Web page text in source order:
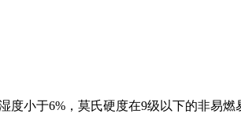
小于6%，莫氏硬度在9级以下的非易